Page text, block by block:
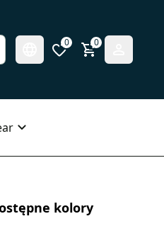
0 0
kolory